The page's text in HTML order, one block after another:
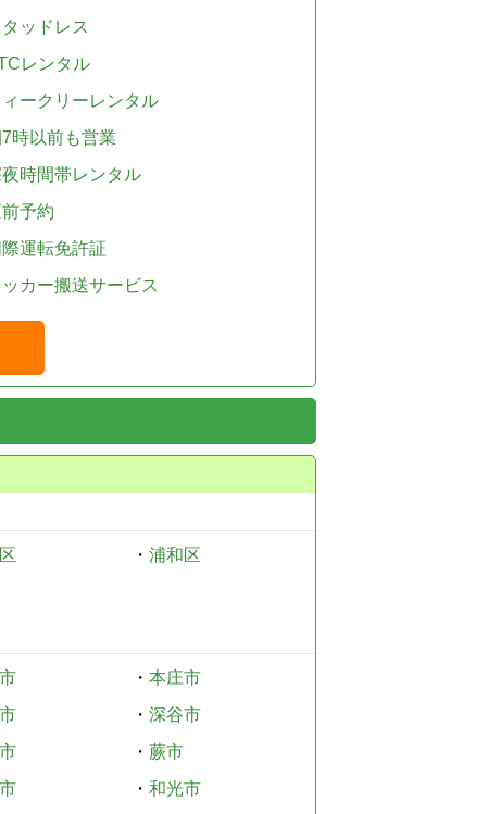
ッドレス
レンタル
ークリーレンタル
時以前も営業
時間帯レンタル
予約
運転免許証
カー搬送サービス
・ 浦和区
・ 本庄市
・ 深谷市
・ 蕨市
・ 和光市